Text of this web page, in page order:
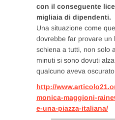
con il conseguente
migliaia di dipendenti.
Una situazione come
dovrebbe far provare un
schiena a tutti, non solo
minuti si sono dovuti
qualcuno aveva
http://
monica-maggioni-
e-una-piazza-italiana/